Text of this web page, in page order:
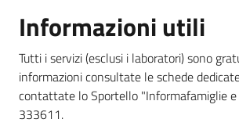
Informazioni utili
Tutti i servizi (esclusi i laboratori) sono
informazioni consultate le schede
contattate lo Sportello "Informafamiglie
333611.